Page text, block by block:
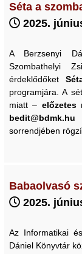
Séta a
2025.
A Berzsenyi
Szombathelyi
érdeklődőket
programjára. A
miatt – előzetes
bedit@bdmk.hu
sorrendjében
Babaolvasó
2025.
Az Informatikai
Dániel Könyvtár